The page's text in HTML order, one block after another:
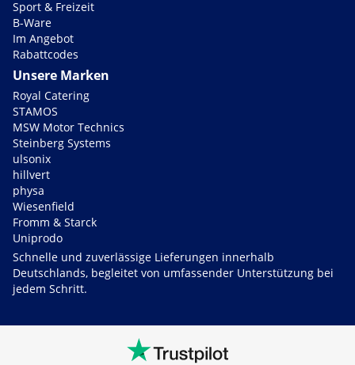
Sport & Freizeit
B-Ware
Im Angebot
Rabattcodes
Unsere Marken
Royal Catering
STAMOS
MSW Motor Technics
Steinberg Systems
ulsonix
hillvert
physa
Wiesenfield
Fromm & Starck
Uniprodo
Schnelle und zuverlässige Lieferungen innerhalb
Deutschlands, begleitet von umfassender Unterstützung bei
jedem Schritt.